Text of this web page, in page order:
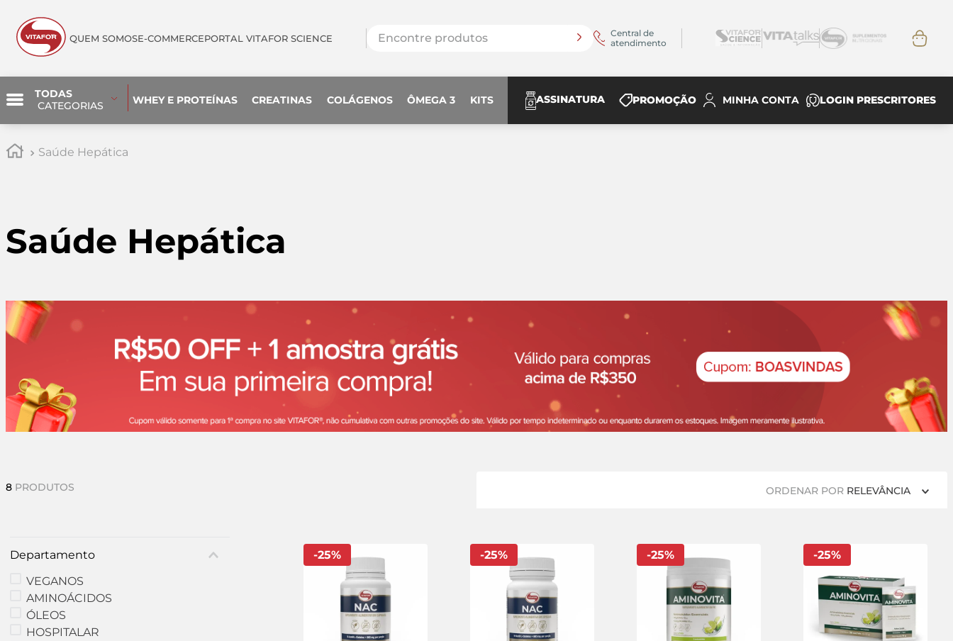
QUEM SOMOSE-COMMERCEPORTAL VITAFOR SCIENCE
Encontre produtos
Central de
atendimento
TODAS
CATEGORIAS
WHEY E PROTEÍNAS CREATINAS COLÁGENOS ÔMEGA 3 KITS ASSINATURA PROMOÇÃO MINHA CONTA LOGIN PRESCRITORES
Saúde Hepática
Saúde Hepática
8 PRODUTOS ORDENAR POR RELEVÂNCIA
Departamento
VEGANOS
AMINOÁCIDOS
ÓLEOS
HOSPITALAR
-25% -25% -25% -25%